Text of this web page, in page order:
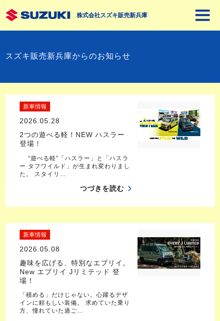
株式会社スズキ販売新兵庫
スズキ販売新兵庫からのお知らせ
新車情報
2026.05.28
2つの遊べる軽！NEW ハスラー
登場！
“遊べる軽”「ハスラー」と「ハスラ
ー タフワイルド」が生まれ変わりまし
た。 スタイリ…
つづきを読む
新車情報
2026.05.08
趣味を広げる、特別なエブリイ。
New エブリイ Jリミテッド 登
場！
「積める」だけじゃない。心躍るデザ
インに頼もしい装備。 求めていた乗り
方、憧れていた過ご…